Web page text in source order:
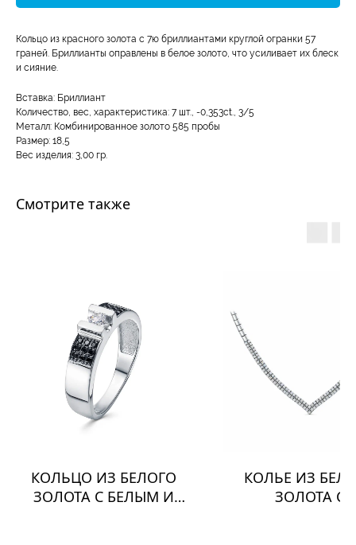
Кольцо из красного золота с 7ю бриллиантами круглой огранки 57
граней. Бриллианты оправлены в белое золото, что усиливает их блеск
и сияние.
Вставка: Бриллиант
Количество, вес, характеристика: 7 шт., -0,353ct., 3/5
Металл: Комбинированное золото 585 пробы
Размер: 18,5
Вес изделия: 3,00 гр.
Смотрите также
КОЛЬЦО ИЗ БЕЛОГО
ЗОЛОТА С БЕЛЫМ И
КОЛЬЕ ИЗ
ЗОЛОТА С